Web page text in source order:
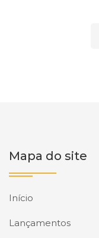
Mapa do site
Início
Lançamentos